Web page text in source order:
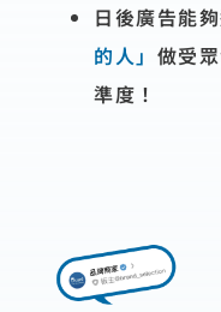
日後廣告能
的人」 做受
準度！